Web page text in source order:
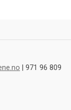
| 971 96 809